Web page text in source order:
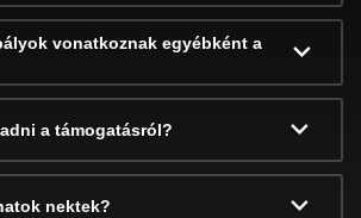
vonatkoznak egyébként a
a támogatásról?
nektek?